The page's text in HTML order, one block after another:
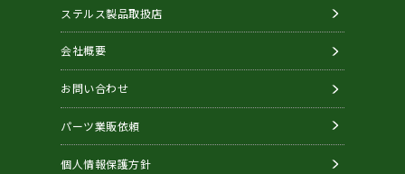
ステルス製品取扱店
会社概要
お問い合わせ
パーツ業販依頼
個人情報保護方針